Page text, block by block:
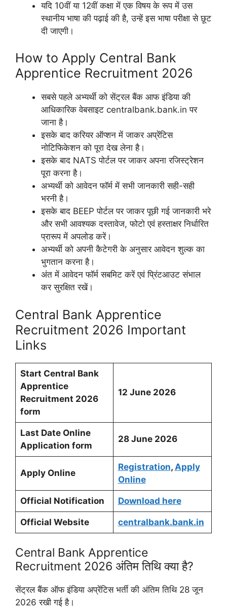
यदि 10वीं या 12वीं कक्षा में एक विषय के रूप में उस
स्थानीय भाषा की पढ़ाई की है, उन्हें इस भाषा परीक्षा से छूट
दी जाएगी।
How to Apply Central Bank
Apprentice Recruitment 2026
सबसे पहले अभ्यर्थी को सेंट्रल बैंक आफ इंडिया की
आधिकारिक वेबसाइट centralbank.bank.in पर
जाना है।
इसके बाद करियर ऑप्शन में जाकर अप्रेंटिस
नोटिफिकेशन को पूरा देख लेना है।
इसके बाद NATS पोर्टल पर जाकर अपना रजिस्ट्रेशन
पूरा करना है।
अभ्यर्थी को आवेदन फॉर्म में सभी जानकारी सही-सही
भरनी है।
इसके बाद BEEP पोर्टल पर जाकर पूछी गई जानकारी भरे
और सभी आवश्यक दस्तावेज, फोटो एवं हस्ताक्षर निर्धारित
प्रारूप में अपलोड करें।
अभ्यर्थी को अपनी कैटेगरी के अनुसार आवेदन शुल्क का
भुगतान करना है।
अंत में आवेदन फॉर्म सबमिट करें एवं प्रिंटआउट संभाल
कर सुरक्षित रखें।
Central Bank Apprentice
Recruitment 2026 Important
Links
Start Central Bank
Apprentice
Recruitment 2026
form
12 June 2026
Last Date Online
Application form
28 June 2026
Apply Online
Registration, Apply
Online
Official Notification Download here
Official Website centralbank.bank.in
Central Bank Apprentice
Recruitment 2026 अंतिम तिथि क्या है?
सेंट्रल बैंक ऑफ इंडिया अप्रेंटिस भर्ती की अंतिम तिथि 28 जून
2026 रखी गई है।